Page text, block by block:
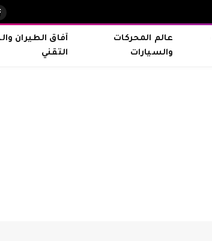
عالم المحركات
والسيارات
آفاق الطيران
التقني